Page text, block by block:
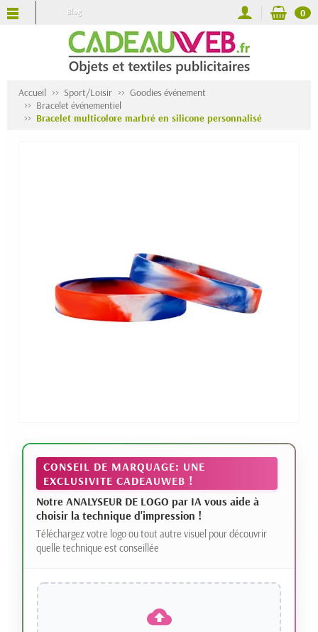
Blog 0
Accueil Sport/Loisir
Goodies événement
Bracelet événementiel
Bracelet multicolore marbré en silicone personnalisé
CONSEIL DE MARQUAGE: UNE
EXCLUSIVITE CADEAUWEB !
Notre ANALYSEUR DE LOGO par IA vous aide à
choisir la technique d'impression !
Téléchargez votre logo ou tout autre visuel pour découvrir
quelle technique est conseillée